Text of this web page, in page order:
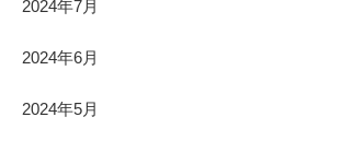
2024年7月
2024年6月
2024年5月